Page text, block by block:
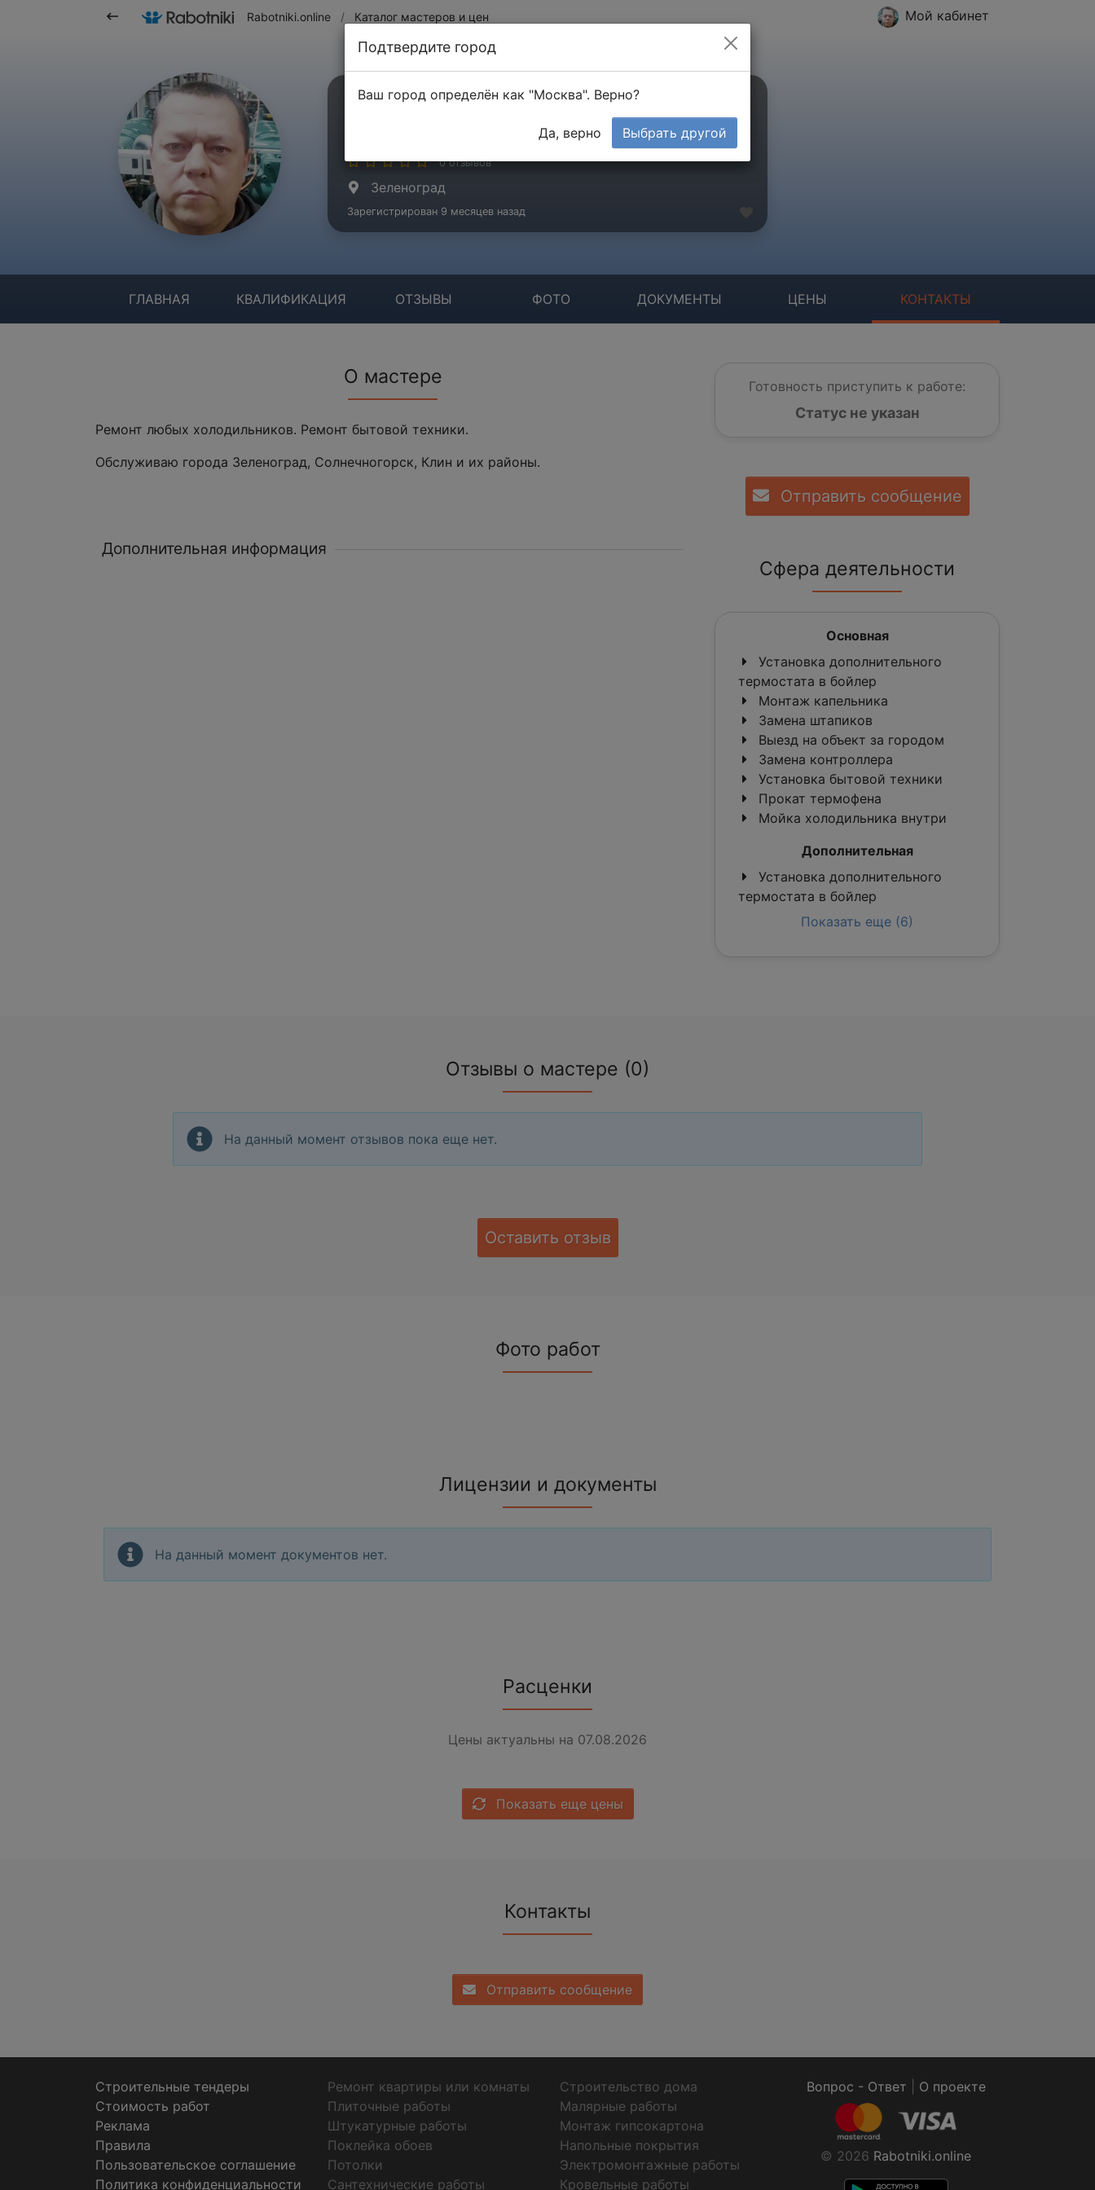
Rabotniki.online / Каталог мастеров и цен Мой кабинет
Ващилов Виталий
0 отзывов
Зеленоград
Зарегистрирован 9 месяцев назад
ГЛАВНАЯ КВАЛИФИКАЦИЯ ОТЗЫВЫ ФОТО ДОКУМЕНТЫ ЦЕНЫ КОНТАКТЫ
О мастере
Ремонт любых холодильников. Ремонт бытовой техники.
Обслуживаю города Зеленоград, Солнечногорск, Клин и их районы.
Дополнительная информация
Готовность приступить к работе:
Статус не указан
Отправить сообщение
Сфера деятельности
Основная
Установка дополнительного
термостата в бойлер
Монтаж капельника
Замена штапиков
Выезд на объект за городом
Замена контроллера
Установка бытовой техники
Прокат термофена
Мойка холодильника внутри
Дополнительная
Установка дополнительного
термостата в бойлер
Показать еще (6)
Отзывы о мастере (0)
На данный момент отзывов пока еще нет.
Оставить отзыв
Фото работ
Лицензии и документы
На данный момент документов нет.
Расценки
Цены актуальны на 07.08.2026
Показать еще цены
Контакты
Отправить сообщение
Строительные тендеры
Стоимость работ
Реклама
Правила
Пользовательское соглашение
Политика конфиденциальности
Ремонт квартиры или комнаты
Строительство дома
Плиточные работы
Малярные работы
Штукатурные работы
Монтаж гипсокартона
Поклейка обоев
Напольные покрытия
Потолки
Электромонтажные работы
Сантехнические работы
Кровельные работы
Вопрос - Ответ О проекте
© 2026 Rabotniki.online
Подтвердите город
Ваш город определён как "Москва". Верно?
Да, верно Выбрать другой